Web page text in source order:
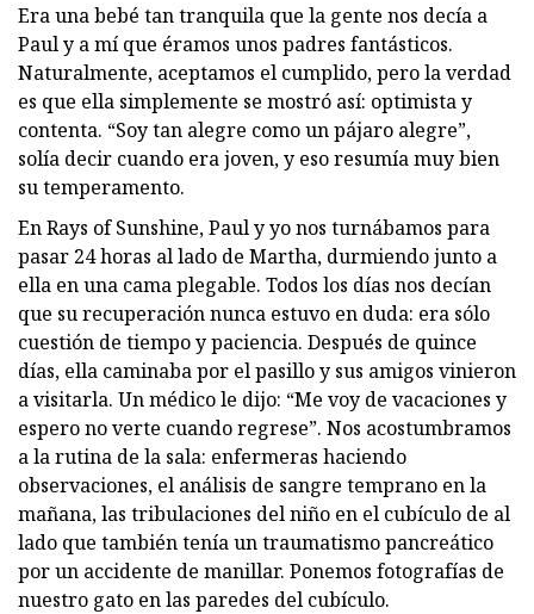
Era una bebé tan tranquila que la gente nos decía a
Paul y a mí que éramos unos padres fantásticos.
Naturalmente, aceptamos el cumplido, pero la verdad
es que ella simplemente se mostró así: optimista y
contenta. “Soy tan alegre como un pájaro alegre”,
solía decir cuando era joven, y eso resumía muy bien
su temperamento.
En Rays of Sunshine, Paul y yo nos turnábamos para
pasar 24 horas al lado de Martha, durmiendo junto a
ella en una cama plegable. Todos los días nos decían
que su recuperación nunca estuvo en duda: era sólo
cuestión de tiempo y paciencia. Después de quince
días, ella caminaba por el pasillo y sus amigos vinieron
a visitarla. Un médico le dijo: “Me voy de vacaciones y
espero no verte cuando regrese”. Nos acostumbramos
a la rutina de la sala: enfermeras haciendo
observaciones, el análisis de sangre temprano en la
mañana, las tribulaciones del niño en el cubículo de al
lado que también tenía un traumatismo pancreático
por un accidente de manillar. Ponemos fotografías de
nuestro gato en las paredes del cubículo.